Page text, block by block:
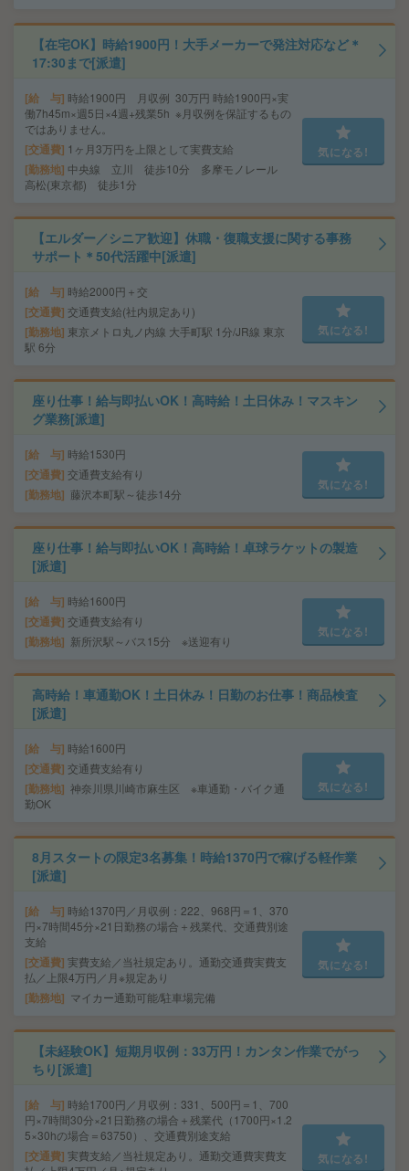
【在宅OK】時給1900円！大手メーカーで発注対応など＊
17:30まで[派遣]
給 与 時給1900円 月収例 30万円 時給1900円×実
働7h45m×週5日×4週+残業5h ※月収例を保証するもの
ではありません。
交通費 1ヶ月3万円を上限として実費支給
勤務地 中央線 立川 徒歩10分 多摩モノレール
高松(東京都) 徒歩1分
気になる!
【エルダー／シニア歓迎】休職・復職支援に関する事務
サポート＊50代活躍中[派遣]
給 与 時給2000円＋交
交通費 交通費支給(社内規定あり)
勤務地 東京メトロ丸ノ内線 大手町駅 1分/JR線 東京
駅 6分
気になる!
座り仕事！給与即払いOK！高時給！土日休み！マスキン
グ業務[派遣]
給 与 時給1530円
交通費 交通費支給有り
勤務地 藤沢本町駅～徒歩14分
気になる!
座り仕事！給与即払いOK！高時給！卓球ラケットの製造
[派遣]
給 与 時給1600円
交通費 交通費支給有り
勤務地 新所沢駅～バス15分 ※送迎有り
気になる!
高時給！車通勤OK！土日休み！日勤のお仕事！商品検査
[派遣]
給 与 時給1600円
交通費 交通費支給有り
勤務地 神奈川県川崎市麻生区 ※車通勤・バイク通
勤OK
気になる!
8月スタートの限定3名募集！時給1370円で稼げる軽作業
[派遣]
給 与 時給1370円／月収例：222、968円＝1、370
円×7時間45分×21日勤務の場合＋残業代、交通費別途
支給
交通費 実費支給／当社規定あり。通勤交通費実費支
払／上限4万円／月※規定あり
勤務地 マイカー通勤可能/駐車場完備
気になる!
【未経験OK】短期月収例：33万円！カンタン作業でがっ
ちり[派遣]
給 与 時給1700円／月収例：331、500円＝1、700
円×7時間30分×21日勤務の場合＋残業代（1700円×1.2
5×30hの場合＝63750）、交通費別途支給
交通費 実費支給／当社規定あり。通勤交通費実費支
気になる!